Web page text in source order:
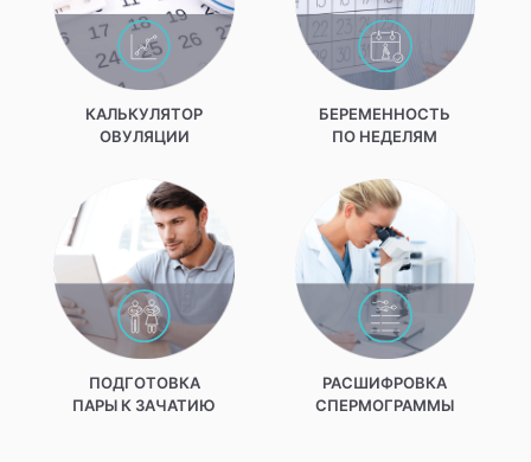
КАЛЬКУЛЯТОР
ОВУЛЯЦИИ
БЕРЕМЕННОСТЬ
ПО НЕДЕЛЯМ
ПОДГОТОВКА
ПАРЫ К ЗАЧАТИЮ
РАСШИФРОВКА
СПЕРМОГРАММЫ